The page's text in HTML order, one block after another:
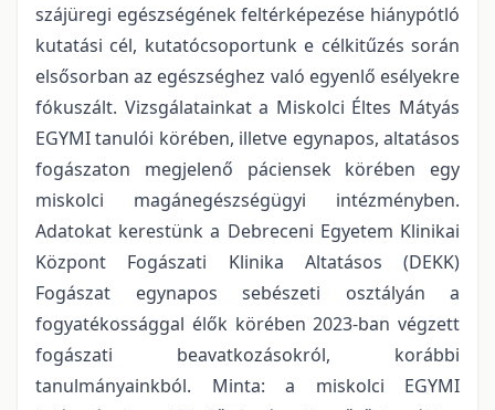
szájüregi egészségének feltérképezése hiánypótló
kutatási cél, kutatócsoportunk e célkitűzés során
elsősorban az egészséghez való egyenlő esélyekre
fókuszált. Vizsgálatainkat a Miskolci Éltes Mátyás
EGYMI tanulói körében, illetve egynapos, altatásos
fogászaton megjelenő páciensek körében egy
miskolci magánegészségügyi intézményben.
Adatokat kerestünk a Debreceni Egyetem Klinikai
Központ Fogászati Klinika Altatásos (DEKK)
Fogászat egynapos sebészeti osztályán a
fogyatékossággal élők körében 2023-ban végzett
fogászati beavatkozásokról, korábbi
tanulmányainkból. Minta: a miskolci EGYMI